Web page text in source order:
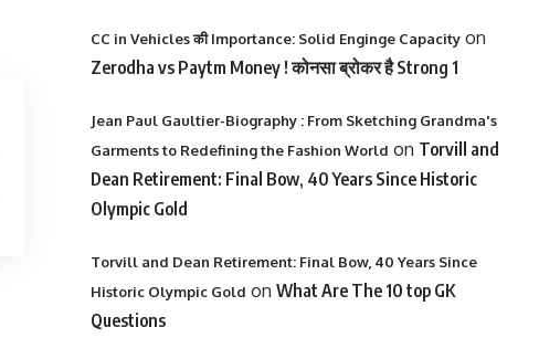
CC in Vehicles की Importance: Solid Enginge Capacityon
Zerodha vs Paytm Money ! कोनसा ब्रोकर है Strong 1
Jean Paul Gaultier-Biography : From Sketching Grandma's
Garments to Redefining the Fashion World on Torvill and
Dean Retirement: Final Bow, 40 Years Since Historic
Olympic Gold
Torvill and Dean Retirement: Final Bow, 40 Years Since
Historic Olympic Gold on What Are The 10 top GK
Questions